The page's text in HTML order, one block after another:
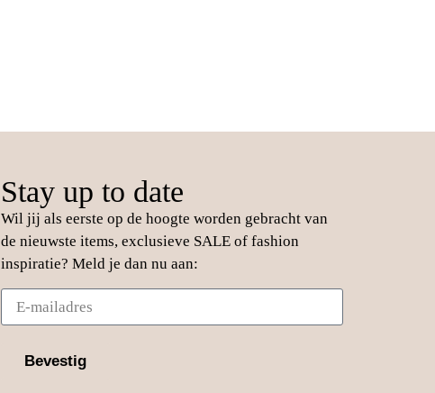
Stay up to date
Wil jij als eerste op de hoogte worden gebracht van
de nieuwste items, exclusieve SALE of fashion
inspiratie? Meld je dan nu aan:
Bevestig